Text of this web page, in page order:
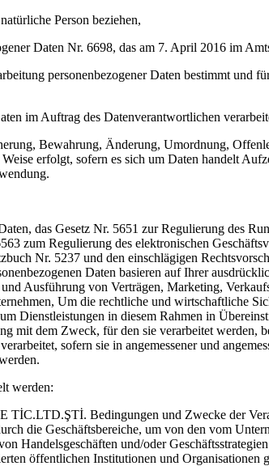
Person beziehen,
Daten Nr. 6698, das am 7. April 2016 im
personenbezogener Daten bestimmt und
im Auftrag des Datenverantwortlichen
Bewahrung, Änderung, Umordnung,
erfolgt, sofern es sich um Daten handelt
das Gesetz Nr. 5651 zur Regulierung des
zum Regulierung des elektronischen
Nr. 5237 und den einschlägigen
Daten basieren auf Ihrer
Ausführung von Verträgen, Marketing,
Um die rechtliche und wirtschaftliche
Dienstleistungen in diesem Rahmen in
dem Zweck, für den sie verarbeitet werden,
sofern sie in angemessener und
werden:
Bedingungen und Zwecke der
die Geschäftsbereiche, um von den vom
Handelsgeschäften und/oder
öffentlichen Institutionen und Organisationen